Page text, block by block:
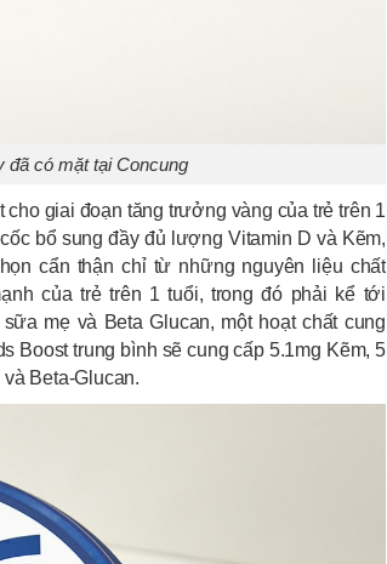
đã có mặt tại Concung
giai đoạn tăng trưởng vàng của trẻ trên 1
bổ sung đầy đủ lượng Vitamin D và Kẽm,
cẩn thận chỉ từ những nguyên liệu chất
của trẻ trên 1 tuổi, trong đó phải kể tới
mẹ và Beta Glucan, một hoạt chất cung
Boost trung bình sẽ cung cấp 5.1mg Kẽm, 5
Beta-Glucan.